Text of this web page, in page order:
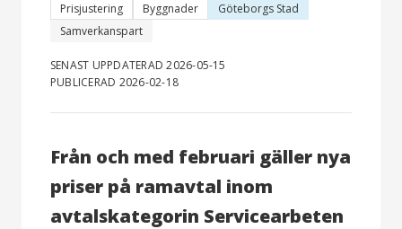
Prisjustering Byggnader
Göteborgs Stad
Samverkanspart
SENAST UPPDATERAD 2026-05-15
PUBLICERAD 2026-02-18
Från och med februari gäller nya
priser på ramavtal inom
avtalskategorin Servicearbeten